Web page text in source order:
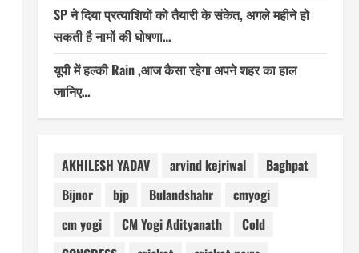
SP ने दिया प्रत्याशियों को तैयारी के संकेत, अगले महीने हो
सकती है नामों की घोषणा…
यूपी में हल्की Rain ,आज कैसा रहेगा अपने शहर का हाल
जानिए…
AKHILESH YADAV arvind kejriwal
Baghpat
Bijnor
bjp Bulandshahr
cmyogi
cm yogi
CM Yogi Adityanath
Cold